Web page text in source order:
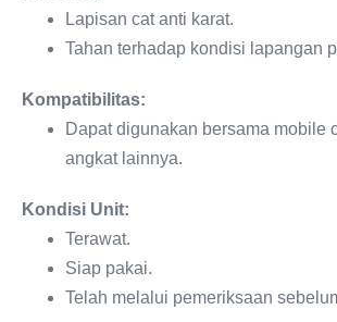
Lapisan cat anti karat.
Tahan terhadap kondisi lapangan
Kompatibilitas:
Dapat digunakan bersama mobile
angkat lainnya.
Kondisi Unit:
Terawat.
Siap pakai.
Telah melalui pemeriksaan